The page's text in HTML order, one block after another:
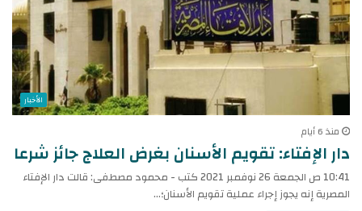
الأخبار
منذ 6 أيام
دار الإفتاء: تقويم الأسنان بغرض العلاج جائز شرعا
10:41 ص الجمعة 26 نوفمبر 2021 كتب - محمود مصطفى: قالت دار الإفتاء
المصرية إنه يجوز إجراء عملية تقويم الأسنان؛…